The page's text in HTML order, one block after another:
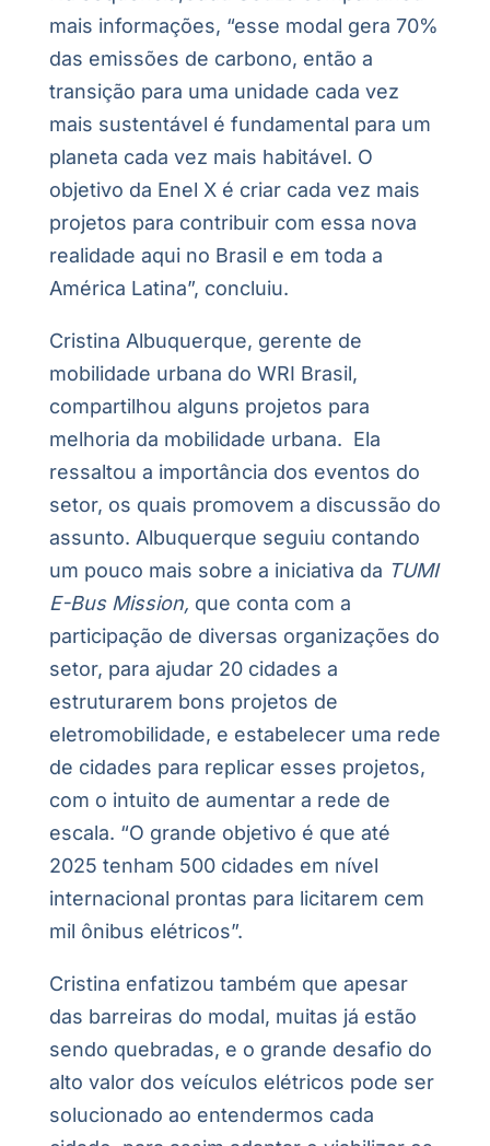
mais informações, “esse modal gera 70%
das emissões de carbono, então a
transição para uma unidade cada vez
mais sustentável é fundamental para um
planeta cada vez mais habitável. O
objetivo da Enel X é criar cada vez mais
projetos para contribuir com essa nova
realidade aqui no Brasil e em toda a
América Latina”, concluiu.
Cristina Albuquerque, gerente de
mobilidade urbana do WRI Brasil,
compartilhou alguns projetos para
melhoria da mobilidade urbana. Ela
ressaltou a importância dos eventos do
setor, os quais promovem a discussão do
assunto. Albuquerque seguiu contando
um pouco mais sobre a iniciativa da TUMI
E-Bus Mission, que conta com a
participação de diversas organizações do
setor, para ajudar 20 cidades a
estruturarem bons projetos de
eletromobilidade, e estabelecer uma rede
de cidades para replicar esses projetos,
com o intuito de aumentar a rede de
escala. “O grande objetivo é que até
2025 tenham 500 cidades em nível
internacional prontas para licitarem cem
mil ônibus elétricos”.
Cristina enfatizou também que apesar
das barreiras do modal, muitas já estão
sendo quebradas, e o grande desafio do
alto valor dos veículos elétricos pode ser
solucionado ao entendermos cada